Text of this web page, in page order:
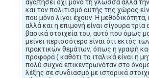
αγαπήσει όχι μόνο τη γλώσσα αλλά
και τον πολιτισμό αυτής της χώρας
που μόνο λίγοι έχουν. Η
αλλά και η επιμονή είναι σίγουρα τρία
βασικά στοιχεία του, αυτό που όμως
μείνει περισσότερο είναι ότι εκτός
πρακτικών θεμάτων, όπως η γραφή
προφορά ( καθότι τα ιταλικά είναι η
πολύ συχνά επικεντρωνόταν στο
λέξης σε συνδιασμό με ιστορικά